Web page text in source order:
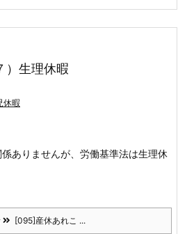
）生理休暇
休暇
係ありませんが、労働基準法は生理休
[095]産休あれこ ...